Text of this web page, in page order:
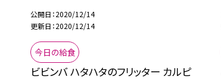
公開日 2020/12/14
更新日 2020/12/14
今日の給食
ビビンバ ハタハタのフリッター カルピ